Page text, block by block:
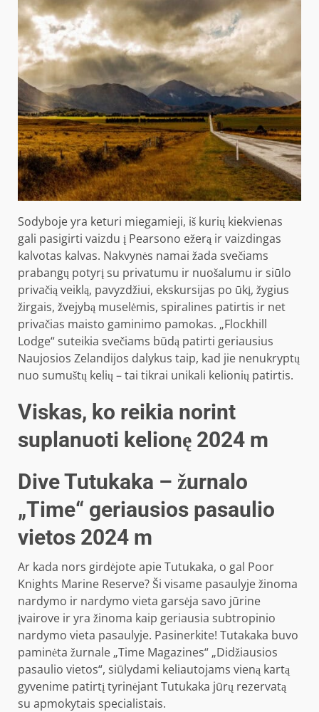
Sodyboje yra keturi miegamieji, iš kurių kiekvienas
gali pasigirti vaizdu į Pearsono ežerą ir vaizdingas
kalvotas kalvas. Nakvynės namai žada svečiams
prabangų potyrį su privatumu ir nuošalumu ir siūlo
privačią veiklą, pavyzdžiui, ekskursijas po ūkį, žygius
žirgais, žvejybą muselėmis, spiralines patirtis ir net
privačias maisto gaminimo pamokas. „Flockhill
Lodge“ suteikia svečiams būdą patirti geriausius
Naujosios Zelandijos dalykus taip, kad jie nenukryptų
nuo sumuštų kelių – tai tikrai unikali kelionių patirtis.
Viskas, ko reikia norint
suplanuoti kelionę 2024 m
Dive Tutukaka – žurnalo
„Time“ geriausios pasaulio
vietos 2024 m
Ar kada nors girdėjote apie Tutukaka, o gal Poor
Knights Marine Reserve? Ši visame pasaulyje žinoma
nardymo ir nardymo vieta garsėja savo jūrine
įvairove ir yra žinoma kaip geriausia subtropinio
nardymo vieta pasaulyje. Pasinerkite! Tutakaka buvo
paminėta žurnale „Time Magazines“ „Didžiausios
pasaulio vietos“, siūlydami keliautojams vieną kartą
gyvenime patirtį tyrinėjant Tutukaka jūrų rezervatą
su apmokytais specialistais.